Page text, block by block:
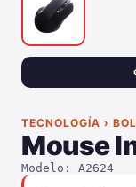
TECNOLOGÍA ›
Mouse
Modelo: A2624